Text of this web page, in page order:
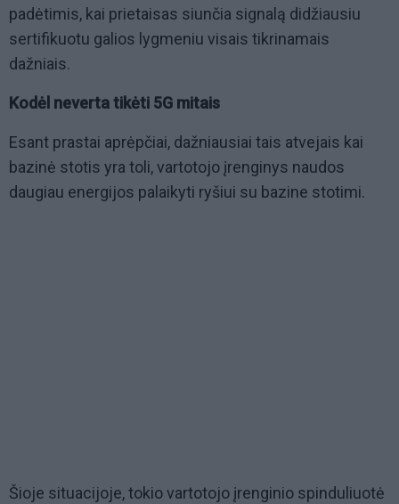
padėtimis, kai prietaisas siunčia signalą didžiausiu
sertifikuotu galios lygmeniu visais tikrinamais
dažniais.
Kodėl neverta tikėti 5G mitais
Esant prastai aprėpčiai, dažniausiai tais atvejais kai
bazinė stotis yra toli, vartotojo įrenginys naudos
daugiau energijos palaikyti ryšiui su bazine stotimi.
Šioje situacijoje, tokio vartotojo įrenginio spinduliuotė